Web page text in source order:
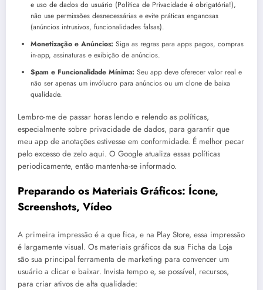
e uso de dados do usuário (Política de Privacidade é obrigatória!),
não use permissões desnecessárias e evite práticas enganosas
(anúncios intrusivos, funcionalidades falsas).
Monetização e Anúncios: Siga as regras para apps pagos, compras
in-app, assinaturas e exibição de anúncios.
Spam e Funcionalidade Mínima: Seu app deve oferecer valor real e
não ser apenas um invólucro para anúncios ou um clone de baixa
qualidade.
Lembro-me de passar horas lendo e relendo as políticas,
especialmente sobre privacidade de dados, para garantir que
meu app de anotações estivesse em conformidade. É melhor pecar
pelo excesso de zelo aqui. O Google atualiza essas políticas
periodicamente, então mantenha-se informado.
Preparando os Materiais Gráficos: Ícone,
Screenshots, Vídeo
A primeira impressão é a que fica, e na Play Store, essa impressão
é largamente visual. Os materiais gráficos da sua Ficha da Loja
são sua principal ferramenta de marketing para convencer um
usuário a clicar e baixar. Invista tempo e, se possível, recursos,
para criar ativos de alta qualidade: